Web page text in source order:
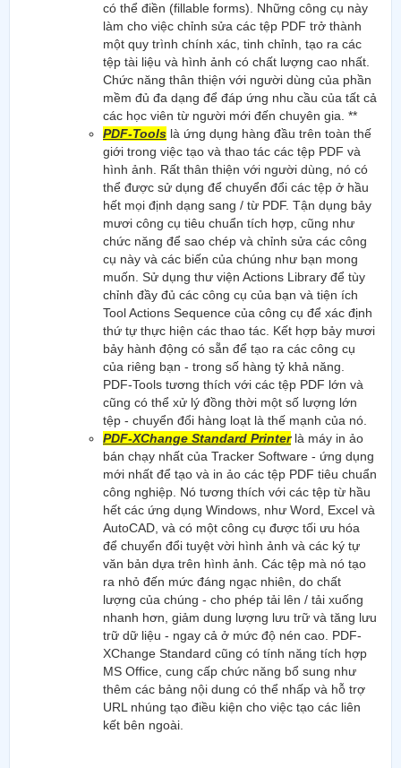
có thể điền (fillable forms). Những công cụ này
làm cho việc chỉnh sửa các tệp PDF trở thành
một quy trình chính xác, tinh chỉnh, tạo ra các
tệp tài liệu và hình ảnh có chất lượng cao nhất.
Chức năng thân thiện với người dùng của phần
mềm đủ đa dạng để đáp ứng nhu cầu của tất cả
các học viên từ người mới đến chuyên gia. **
PDF-Tools là ứng dụng hàng đầu trên toàn thế
giới trong việc tạo và thao tác các tệp PDF và
hình ảnh. Rất thân thiện với người dùng, nó có
thể được sử dụng để chuyển đổi các tệp ở hầu
hết mọi định dạng sang / từ PDF. Tận dụng bảy
mươi công cụ tiêu chuẩn tích hợp, cũng như
chức năng để sao chép và chỉnh sửa các công
cụ này và các biến của chúng như bạn mong
muốn. Sử dụng thư viện Actions Library để tùy
chỉnh đầy đủ các công cụ của bạn và tiện ích
Tool Actions Sequence của công cụ để xác định
thứ tự thực hiện các thao tác. Kết hợp bảy mươi
bảy hành động có sẵn để tạo ra các công cụ
của riêng bạn - trong số hàng tỷ khả năng.
PDF-Tools tương thích với các tệp PDF lớn và
cũng có thể xử lý đồng thời một số lượng lớn
tệp - chuyển đổi hàng loạt là thế mạnh của nó.
PDF-XChange Standard Printerlà máy in ảo
bán chạy nhất của Tracker Software - ứng dụng
mới nhất để tạo và in ảo các tệp PDF tiêu chuẩn
công nghiệp. Nó tương thích với các tệp từ hầu
hết các ứng dụng Windows, như Word, Excel và
AutoCAD, và có một công cụ được tối ưu hóa
để chuyển đổi tuyệt vời hình ảnh và các ký tự
văn bản dựa trên hình ảnh. Các tệp mà nó tạo
ra nhỏ đến mức đáng ngạc nhiên, do chất
lượng của chúng - cho phép tải lên / tải xuống
nhanh hơn, giảm dung lượng lưu trữ và tăng lưu
trữ dữ liệu - ngay cả ở mức độ nén cao. PDF-
XChange Standard cũng có tính năng tích hợp
MS Office, cung cấp chức năng bổ sung như
thêm các bảng nội dung có thể nhấp và hỗ trợ
URL nhúng tạo điều kiện cho việc tạo các liên
kết bên ngoài.